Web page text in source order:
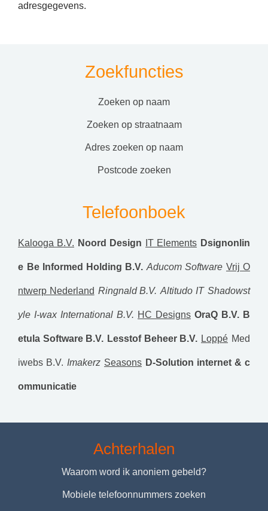
adresgegevens.
Zoekfuncties
zoeken op naam
zoeken op straatnaam
adres zoeken op naam
postcode zoeken
Telefoonboek
Kalooga B.V. Noord Design IT Elements Dsignonlin
e Be Informed Holding B.V. Aducom Software Vrij O
ntwerp Nederland Ringnald B.V. Altitudo IT Shadowst
yle I-wax International B.V. HC Designs OraQ B.V. B
etula Software B.V. Lesstof Beheer B.V. Loppé Med
iwebs B.V. Imakerz Seasons D-Solution internet & c
ommunicatie
Achterhalen
Waarom word ik anoniem gebeld?
Mobiele telefoonnummers zoeken